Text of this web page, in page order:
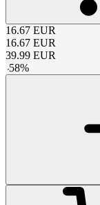
16.67 EUR
16.67 EUR
39.99 EUR
-58%